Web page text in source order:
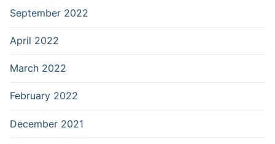
September 2022
April 2022
March 2022
February 2022
December 2021